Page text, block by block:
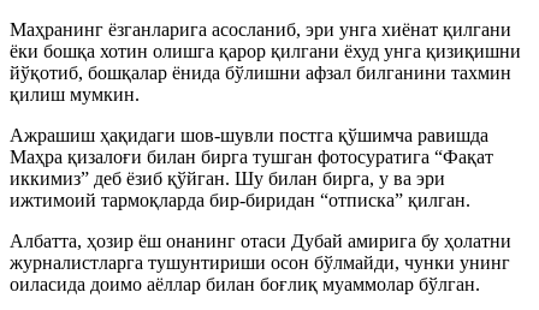
Маҳранинг ёзганларига асосланиб, эри унга хиёнат қилгани
ёки бошқа хотин олишга қарор қилгани ёхуд унга қизиқишни
йўқотиб, бошқалар ёнида бўлишни афзал билганини тахмин
қилиш мумкин.
Ажрашиш ҳақидаги шов-шувли постга қўшимча равишда
Маҳра қизалоғи билан бирга тушган фотосуратига “Фақат
иккимиз” деб ёзиб қўйган. Шу билан бирга, у ва эри
ижтимоий тармоқларда бир-биридан “отписка” қилган.
Албатта, ҳозир ёш онанинг отаси Дубай амирига бу ҳолатни
журналистларга тушунтириши осон бўлмайди, чунки унинг
оиласида доимо аёллар билан боғлиқ муаммолар бўлган.